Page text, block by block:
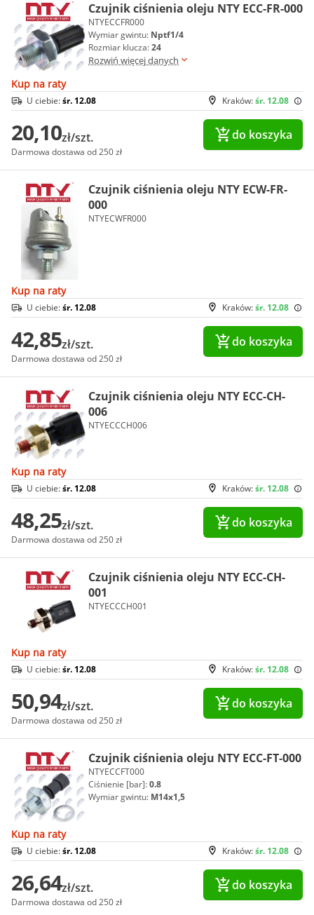
Czujnik ciśnienia oleju NTY ECC-FR-000
NTYECCFR000
Wymiar gwintu: Nptf1/4
Rozmiar klucza:24
Rozwiń więcej danych
Kup na raty
Kraków:śr. 12.08
U ciebie:śr. 12.08
20,10zł/szt.
Darmowa dostawa od 250 zł
do koszyka
Czujnik ciśnienia oleju NTY ECW-FR-
000
NTYECWFR000
Kup na raty
Kraków:śr. 12.08
U ciebie:śr. 12.08
42,85zł/szt.
Darmowa dostawa od 250 zł
do koszyka
Czujnik ciśnienia oleju NTY ECC-CH-
006
NTYECCCH006
Kup na raty
Kraków:śr. 12.08
U ciebie:śr. 12.08
48,25zł/szt.
Darmowa dostawa od 250 zł
do koszyka
Czujnik ciśnienia oleju NTY ECC-CH-
001
NTYECCCH001
Kup na raty
Kraków:śr. 12.08
U ciebie:śr. 12.08
50,94zł/szt.
Darmowa dostawa od 250 zł
do koszyka
Czujnik ciśnienia oleju NTY ECC-FT-000
NTYECCFT000
Ciśnienie [bar]:0.8
Wymiar gwintu: M14x1,5
Kup na raty
Kraków:śr. 12.08
U ciebie:śr. 12.08
26,64zł/szt.
Darmowa dostawa od 250 zł
do koszyka